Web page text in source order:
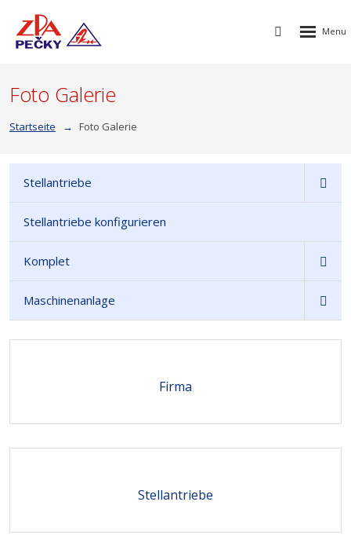
Vyhledávání
Rozbalení
Foto Galerie
Startseite Foto Galerie
Stellantriebe
Stellantriebe konfigurieren
Komplet
Maschinenanlage
Firma
Stellantriebe